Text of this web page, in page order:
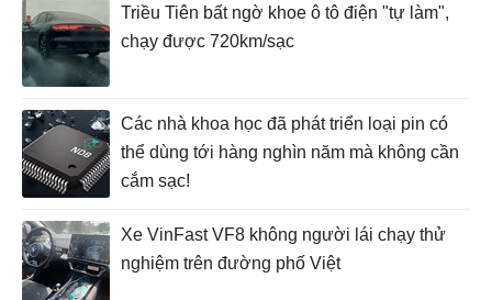
Triều Tiên bất ngờ khoe ô tô điện "tự làm",
chạy được 720km/sạc
Các nhà khoa học đã phát triển loại pin có
thể dùng tới hàng nghìn năm mà không cần
cắm sạc!
Xe VinFast VF8 không người lái chạy thử
nghiệm trên đường phố Việt